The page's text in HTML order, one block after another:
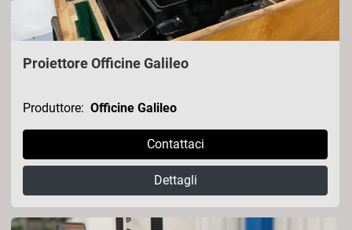
Proiettore Officine Galileo
Produttore: Officine Galileo
Contattaci
Dettagli